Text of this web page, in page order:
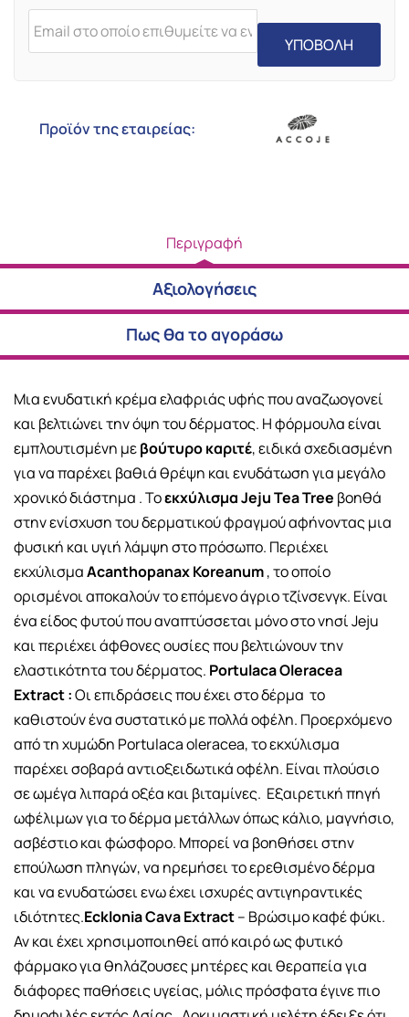
ΥΠΟΒΟΛΗ
Προϊόν της εταιρείας:
Περιγραφή
Αξιολογήσεις
Πως θα το αγοράσω
Μια ενυδατική κρέμα ελαφριάς υφής που αναζωογονεί
και βελτιώνει την όψη του δέρματος. Η φόρμουλα είναι
εμπλουτισμένη μεβούτυρο καριτέ, ειδικά σχεδιασμένη
για να παρέχει βαθιά θρέψη και ενυδάτωση για μεγάλο
χρονικό διάστημα . Τοεκχύλισμα Jeju Tea Tree βοηθά
στην ενίσχυση του δερματικού φραγμού αφήνοντας μια
φυσική και υγιή λάμψη στο πρόσωπο. Περιέχει
εκχύλισμαAcanthopanax Koreanum, το οποίο
ορισμένοι αποκαλούν το επόμενο άγριο τζίνσενγκ. Είναι
ένα είδος φυτού που αναπτύσσεται μόνο στο νησί Jeju
και περιέχει άφθονες ουσίες που βελτιώνουν την
ελαστικότητα του δέρματος. Portulaca Oleracea
Extract :Οι επιδράσεις που έχει στο δέρμα το
καθιστούν ένα συστατικό με πολλά οφέλη. Προερχόμενο
από τη χυμώδη Portulaca oleracea, το εκχύλισμα
παρέχει σοβαρά αντιοξειδωτικά οφέλη. Είναι πλούσιο
σε ωμέγα λιπαρά οξέα και βιταμίνες. Εξαιρετική πηγή
ωφέλιμων για το δέρμα μετάλλων όπως κάλιο, μαγνήσιο,
ασβέστιο και φώσφορο. Μπορεί να βοηθήσει στην
επούλωση πληγών, να ηρεμήσει το ερεθισμένο δέρμα
και να ενυδατώσει ενω έχει ισχυρές αντιγηραντικές
ιδιότητες.Ecklonia Cava Extract– Βρώσιμο καφέ φύκι.
Αν και έχει χρησιμοποιηθεί από καιρό ως φυτικό
φάρμακο για θηλάζουσες μητέρες και θεραπεία για
διάφορες παθήσεις υγείας, μόλις πρόσφατα έγινε πιο